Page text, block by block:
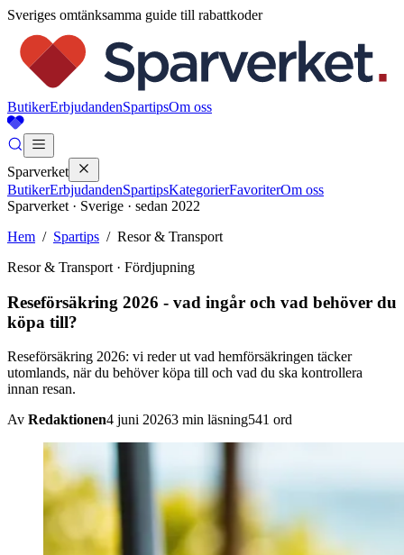
Sveriges omtänksamma guide till rabattkoder
ButikerErbjudandenSpartipsOm oss
Sparverket
ButikerErbjudandenSpartipsKategorierFavoriterOm oss
Sparverket · Sverige · sedan 2022
Hem / Spartips / Resor & Transport
Resor & Transport · Fördjupning
Reseförsäkring 2026 - vad ingår och vad behöver du
köpa till?
Reseförsäkring 2026: vi reder ut vad hemförsäkringen täcker
utomlands, när du behöver köpa till och vad du ska kontrollera
innan resan.
Av Redaktionen4 juni 20263 min läsning541 ord